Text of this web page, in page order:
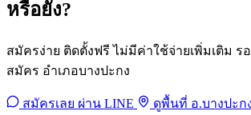
หรือยัง?
สมัครง่าย ติดตั้งฟรี ไม่มีค่าใช้จ่ายเพิ่มเติม ร
สมัคร อำเภอบางปะกง
สมัครเลย ผ่าน LINE ดูพื้นที่ อ.บางปะก